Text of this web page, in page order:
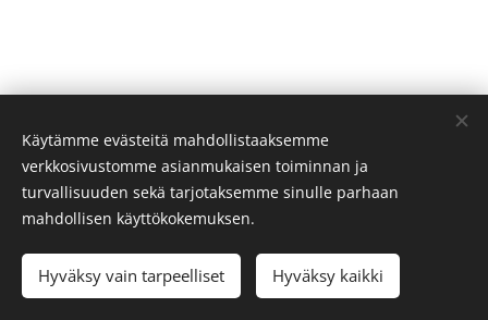
Pexelspalvelun toimittamat kuvat
LuotuWebnodella Evästeet
Käytämme evästeitä mahdollistaaksemme
verkkosivustomme asianmukaisen toiminnan ja
turvallisuuden sekä tarjotaksemme sinulle parhaan
mahdollisen käyttökokemuksen.
Hyväksy vain tarpeelliset Hyväksy kaikki